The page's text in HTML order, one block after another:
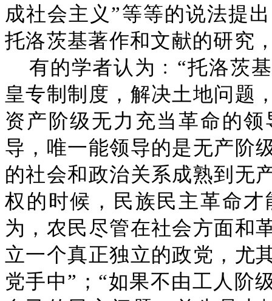
成社会主义”等等的说法提
托洛茨基著作和文献的研究
有的学者认为﹕“托洛茨
皇专制制度，解决土地问题
资产阶级无力充当革命的
导，唯一能领导的是无产阶
的社会和政治关系成熟到无
权的时候，民族民主革命
为，农民尽管在社会方面和
立一个真正独立的政党，尤
党手中”；“如果不由工人阶